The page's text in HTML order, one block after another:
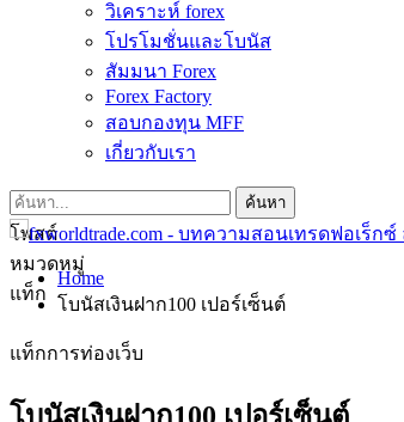
วิเคราะห์ forex
โปรโมชั่นและโบนัส
สัมมนา Forex
Forex Factory
สอบกองทุน MFF
เกี่ยวกับเรา
โพสต์
หมวดหมู่
แท็ก
Home
โบนัสเงินฝาก100 เปอร์เซ็นต์
แท็กการท่องเว็บ